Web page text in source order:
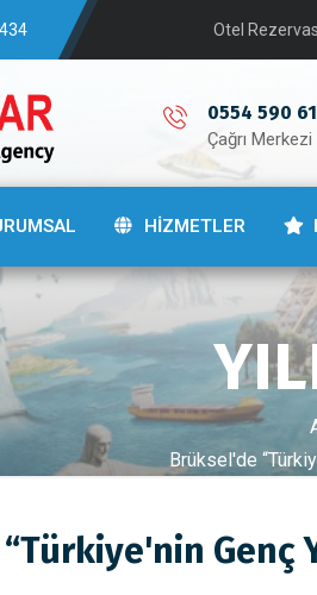
Otel
0554 590
Çağrı Merkezi
HİZMETLER
Brüksel'de
Genç